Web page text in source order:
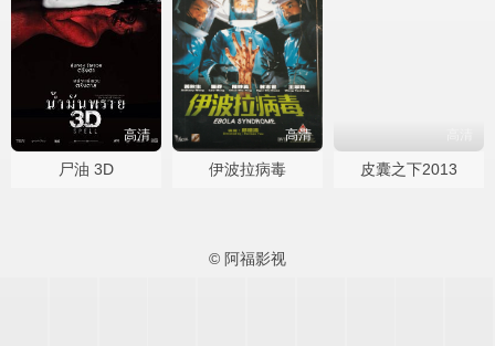
高清
尸油 3D
高清
伊波拉病毒 皮囊之下2013
© 阿福影视